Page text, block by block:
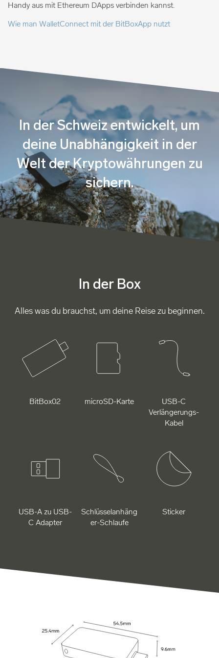
Handy aus mit Ethereum DApps verbinden kannst.
Wie man WalletConnect mit der BitBoxApp nutzt
In der Schweiz entwickelt, um
deine Unabhängigkeit in der
Welt der Kryptowährungen zu
sichern.
In der Box
Alles was du brauchst, um deine Reise zu beginnen.
BitBox02 microSD-Karte
USB-C
Verlängerungs-
Kabel
USB-A zu USB-
C Adapter
Schlüsselanhäng
er-Schlaufe
Sticker